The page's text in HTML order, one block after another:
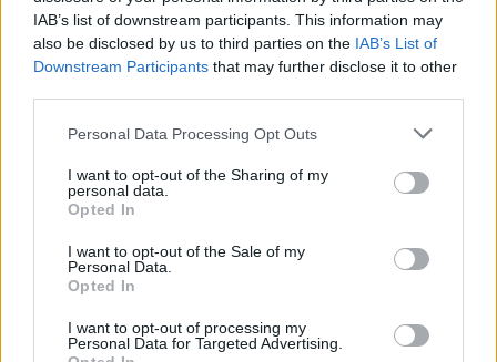
IAB’s list of downstream participants. This information may
also be disclosed by us to third parties on the IAB’s List of
Downstream Participants that may further disclose it to other
Personal Data Processing Opt Outs
I want to opt-out of the Sharing of my
personal data.
Opted In
I want to opt-out of the Sale of my
Personal Data.
Opted In
I want to opt-out of processing my
Personal Data for Targeted Advertising.
Πελοπόννησος
Με νέα σοδειά ελιάς υποδέχεται το 2022
ο Μιλτιάδης Βαρβιτσιώτης στη Σπάρτη
04 Ιανουαρίου 2022 18:49